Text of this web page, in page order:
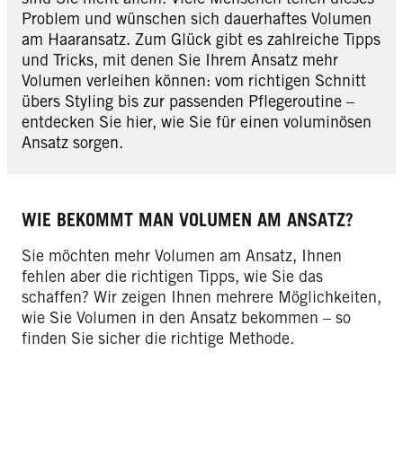
Problem und wünschen sich dauerhaftes Volumen
am Haaransatz. Zum Glück gibt es zahlreiche Tipps
und Tricks, mit denen Sie Ihrem Ansatz mehr
Volumen verleihen können: vom richtigen Schnitt
übers Styling bis zur passenden Pflegeroutine –
entdecken Sie hier, wie Sie für einen voluminösen
Ansatz sorgen.
WIE BEKOMMT MAN VOLUMEN AM ANSATZ?
Sie möchten mehr Volumen am Ansatz, Ihnen
fehlen aber die richtigen Tipps, wie Sie das
schaffen? Wir zeigen Ihnen mehrere Möglichkeiten,
wie Sie Volumen in den Ansatz bekommen – so
finden Sie sicher die richtige Methode.